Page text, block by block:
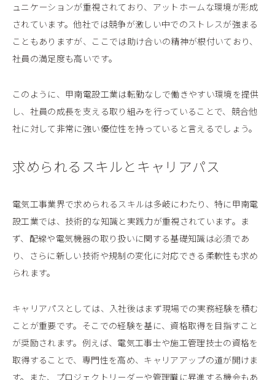
ュニケーションが重視されており、アットホームな環境が形成
されています。他社では競争が激しい中でのストレスが強まる
こともありますが、ここでは助け合いの精神が根付いており、
社員の満足度も高いです。
このように、甲南電設工業は転勤なしで働きやすい環境を提供
し、社員の成長を支える取り組みを行っていることで、競合他
社に対して非常に強い優位性を持っていると言えるでしょう。
求められるスキルとキャリアパス
電気工事業界で求められるスキルは多岐にわたり、特に甲南電
設工業では、技術的な知識と実践力が重視されています。ま
ず、配線や電気機器の取り扱いに関する基礎知識は必須であ
り、さらに新しい技術や規制の変化に対応できる柔軟性も求め
られます。
キャリアパスとしては、入社後はまず現場での実務経験を積む
ことが重要です。そこでの経験を基に、資格取得を目指すこと
が奨励されます。例えば、電気工事士や施工管理技士の資格を
取得することで、専門性を高め、キャリアアップの道が開けま
す。また、プロジェクトリーダーや管理職に昇進する機会もあ